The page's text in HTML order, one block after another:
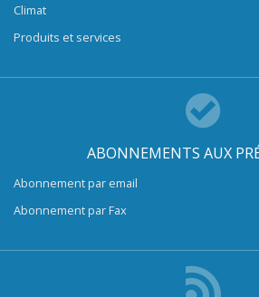
Climat
Produits et services
ABONNEMENTS AUX
Abonnement par email
Abonnement par Fax